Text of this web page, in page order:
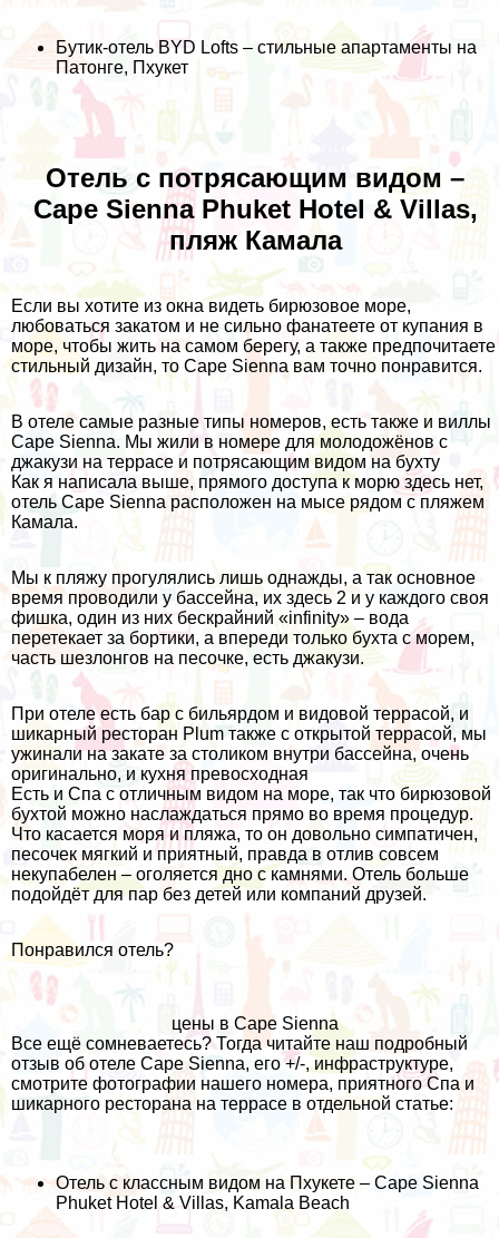
Бутик-отель BYD Lofts – стильные апартаменты на
Патонге, Пхукет
Отель с потрясающим видом –
Cape Sienna Phuket Hotel & Villas,
пляж Камала
Если вы хотите из окна видеть бирюзовое море,
любоваться закатом и не сильно фанатеете от купания в
море, чтобы жить на самом берегу, а также предпочитаете
стильный дизайн, то Cape Sienna вам точно понравится.
В отеле самые разные типы номеров, есть также и виллы
Cape Sienna. Мы жили в номере для молодожёнов с
джакузи на террасе и потрясающим видом на бухту
Как я написала выше, прямого доступа к морю здесь нет,
отель Cape Sienna расположен на мысе рядом с пляжем
Камала.
Мы к пляжу прогулялись лишь однажды, а так основное
время проводили у бассейна, их здесь 2 и у каждого своя
фишка, один из них бескрайний «infinity» – вода
перетекает за бортики, а впереди только бухта с морем,
часть шезлонгов на песочке, есть джакузи.
При отеле есть бар с бильярдом и видовой террасой, и
шикарный ресторан Plum также с открытой террасой, мы
ужинали на закате за столиком внутри бассейна, очень
оригинально, и кухня превосходная
Есть и Спа с отличным видом на море, так что бирюзовой
бухтой можно наслаждаться прямо во время процедур.
Что касается моря и пляжа, то он довольно симпатичен,
песочек мягкий и приятный, правда в отлив совсем
некупабелен – оголяется дно с камнями. Отель больше
подойдёт для пар без детей или компаний друзей.
Понравился отель?
цены в Cape Sienna
Все ещё сомневаетесь? Тогда читайте наш подробный
отзыв об отеле Cape Sienna, его +/-, инфраструктуре,
смотрите фотографии нашего номера, приятного Спа и
шикарного ресторана на террасе в отдельной статье:
Отель с классным видом на Пхукете – Cape Sienna
Phuket Hotel & Villas, Kamala Beach